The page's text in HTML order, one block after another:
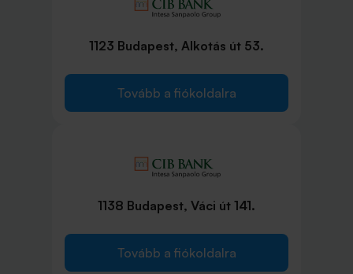
1123 Budapest, Alkotás út 53.
Tovább a fiókoldalra
1138 Budapest, Váci út 141.
Tovább a fiókoldalra